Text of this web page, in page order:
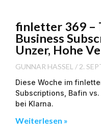
finletter 369 –
Business
Unzer, Hohe
GUNNAR HASSEL
2.
Diese Woche im
Subscriptions, Bafin
bei Klarna.
Weiterlesen »